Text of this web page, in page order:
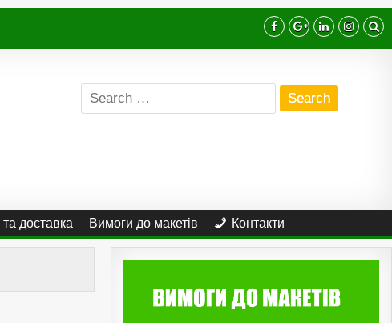
Search
for:
доставка Вимоги до макетів Контакти